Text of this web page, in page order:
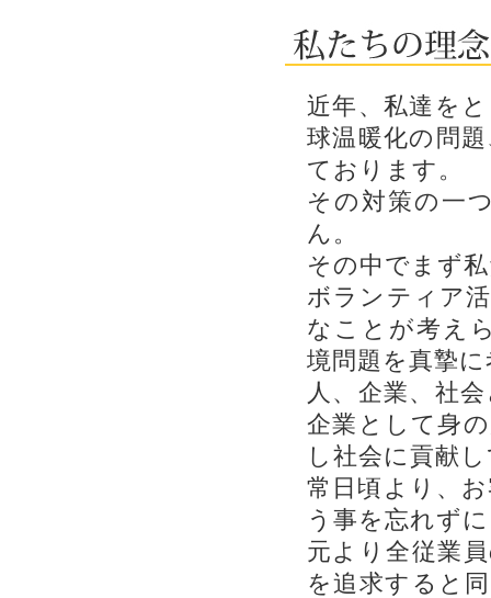
近年、私達を
球温暖化の問
ております。
その対策の一
ん。
その中でまず
ボランティア
なことが考え
境問題を真摯
人、企業、社
企業として身
し社会に貢献
常日頃より、
う事を忘れず
元より全従業
を追求すると